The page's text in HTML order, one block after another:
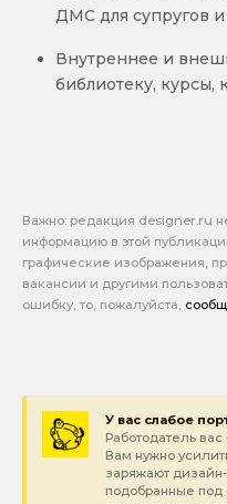
ДМС для супругов и
Внутреннее и
библиотеку,
Важно: pедакция designer.ru
информацию в этой
графические изображения,
вакансии и другими
ошибку, то, пожалуйста,
У вас слабое
Работодатель
Вам нужно
заряжают
подобранные под